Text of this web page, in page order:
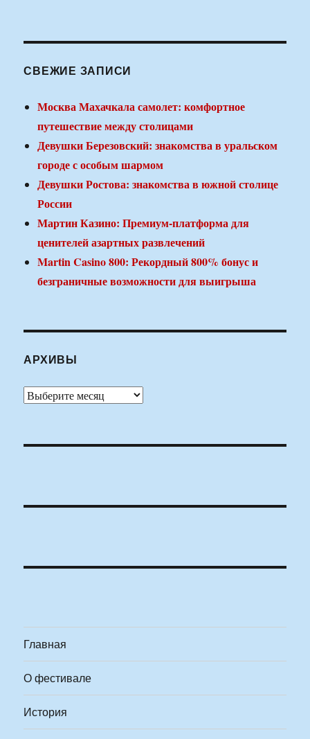
СВЕЖИЕ ЗАПИСИ
Москва Махачкала самолет: комфортное
путешествие между столицами
Девушки Березовский: знакомства в уральском
городе с особым шармом
Девушки Ростова: знакомства в южной столице
России
Мартин Казино: Премиум-платформа для
ценителей азартных развлечений
Martin Casino 800: Рекордный 800% бонус и
безграничные возможности для выигрыша
АРХИВЫ
Архивы
Главная
О фестивале
История